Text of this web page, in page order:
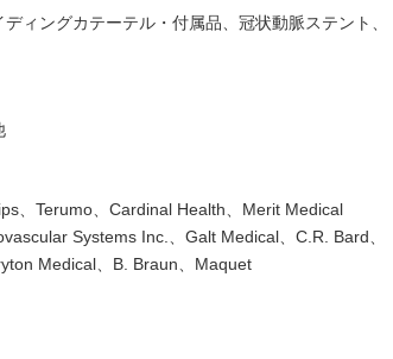
ィングカテーテル・付属品、冠状動脈ステント、
、Terumo、Cardinal Health、Merit Medical
Systems Inc.、Galt Medical、C.R. Bard、
Medical、B. Braun、Maquet